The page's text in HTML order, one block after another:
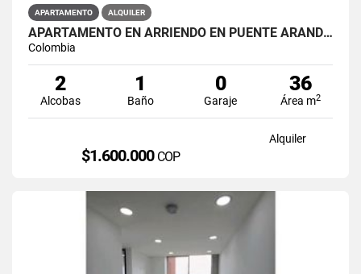
APARTAMENTO ALQUILER
APARTAMENTO EN ARRIENDO EN PUENTE ARANDA PRIMAVERA 6-39
Colombia
2
Alcobas
1
Baño
0
Garaje
36
Área m2
Alquiler
$1.600.000 COP